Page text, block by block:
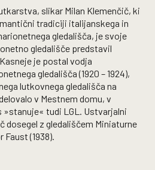
slikar Milan Klemenčič, ki
tradiciji italijanskega in
gledališča, je svoje
gledališče predstavil
je postal vodja
gledališča (1920 – 1924),
lutkovnega gledališča na
v Mestnem domu, v
»stanuje« tudi LGL. Ustvarjalni
dosegel z gledališčem Miniaturne
(1938).